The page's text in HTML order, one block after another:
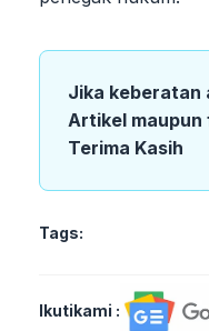
Jika keberatan
Artikel maupun
Terima Kasih
Tags:
Ikutikami :